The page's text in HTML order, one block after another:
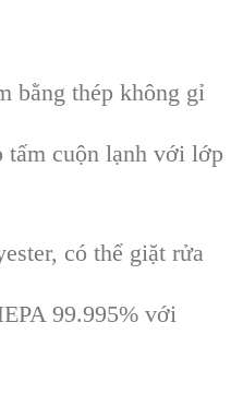
bằng thép không gỉ
tấm cuộn lạnh với lớp
có thể giặt rửa
99.995% với